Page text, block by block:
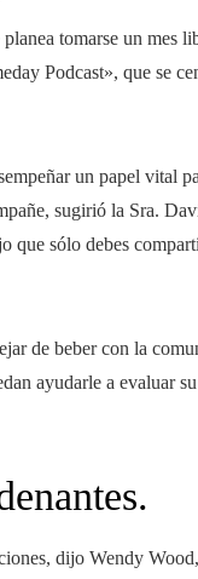
tomarse un mes
Podcast», que se
un papel vital
sugirió la Sra.
que sólo debes
de beber con la
ayudarle a evaluar
dijo Wendy